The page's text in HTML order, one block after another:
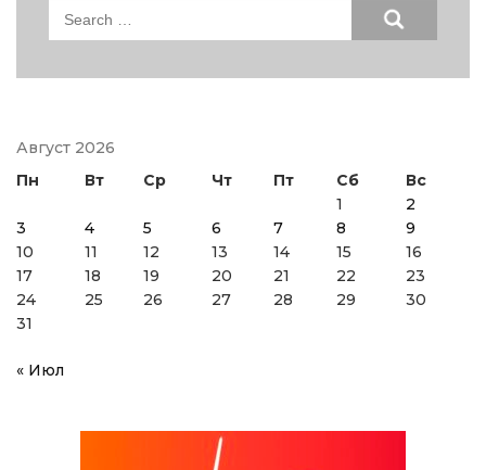
Search
Август 2026
Пн
Вт Ср Чт Пт Сб
Вс
1
2
3
4 5 6 7 8
9
10
11 12 13 14 15
16
17
18 19 20 21 22
23
24
25 26 27 28 29
30
31
« Июл